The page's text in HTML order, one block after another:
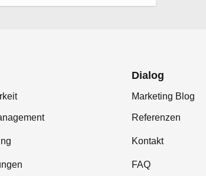
Dialog
Marketing Blog
Referenzen
Kontakt
FAQ